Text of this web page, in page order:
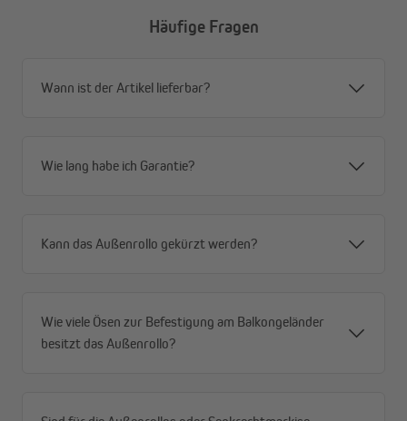
Privatsphäre mit Durchblick – tagsüber von außen
Angriffsfläche, mehr Stabilität
einsatzbereit, auch nach Regen
Hoher UV-Schutz (90 %) und UPF 50+ – zuverlässiger
Schutz vor schädlicher Strahlung
Häufige Fragen
Wann ist der Artikel lieferbar?
Wie lang habe ich Garantie?
Kann das Außenrollo gekürzt werden?
Wie viele Ösen zur Befestigung am Balkongeländer
besitzt das Außenrollo?